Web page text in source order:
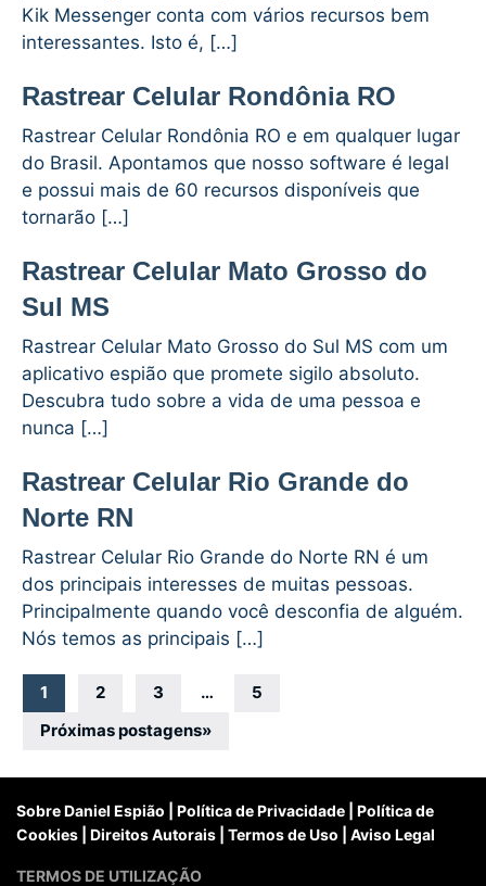
Kik Messenger conta com vários recursos bem
interessantes. Isto é, […]
Rastrear Celular Rondônia RO
Rastrear Celular Rondônia RO e em qualquer lugar
do Brasil. Apontamos que nosso software é legal
e possui mais de 60 recursos disponíveis que
tornarão […]
Rastrear Celular Mato Grosso do
Sul MS
Rastrear Celular Mato Grosso do Sul MS com um
aplicativo espião que promete sigilo absoluto.
Descubra tudo sobre a vida de uma pessoa e
nunca […]
Rastrear Celular Rio Grande do
Norte RN
Rastrear Celular Rio Grande do Norte RN é um
dos principais interesses de muitas pessoas.
Principalmente quando você desconfia de alguém.
Nós temos as principais […]
Navegação
por
posts
1 2 3 …
5
Próximas postagens»
Sobre Daniel Espião Política de Privacidade
Política de
Cookies
Direitos Autorais Termos de Uso Aviso Legal
TERMOS DE UTILIZAÇÃO